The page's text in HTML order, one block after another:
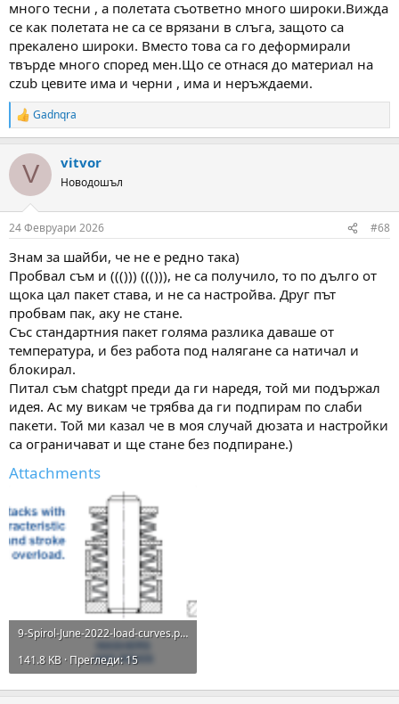
много тесни , а полетата съответно много широки.Вижда
се как полетата не са се врязани в слъга, защото са
прекалено широки. Вместо това са го деформирали
твърде много според мен.Що се отнася до материал на
czub цевите има и черни , има и неръждаеми.
R
e
c
i
s
Gadnqra
V vitvor
Новодошъл
24 Февруари 2026 #68
Знам за шайби, че не е редно така)
Пробвал съм и ((())) ((())), не са получило, то по дълго от
щока цал пакет става, и не са настройва. Друг път
пробвам пак, аку не стане.
Със стандартния пакет голяма разлика даваше от
температура, и без работа под налягане са натичал и
блокирал.
Питал съм chatgpt преди да ги наредя, той ми подържал
идея. Ас му викам че трябва да ги подпирам по слаби
пакети. Той ми казал че в моя случай дюзата и настройки
са ограничават и ще стане без подпиране.)
Attachments
9-Spirol-June-2022-load-curves.png
141.8 KB · Прегледи: 15